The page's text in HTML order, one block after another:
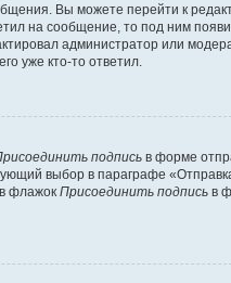
Вы можете перейти к
на сообщение, то под ним
администратор или
уже кто-то ответил.
подпись в форме
выбор в параграфе
флажок Присоединить подпись в